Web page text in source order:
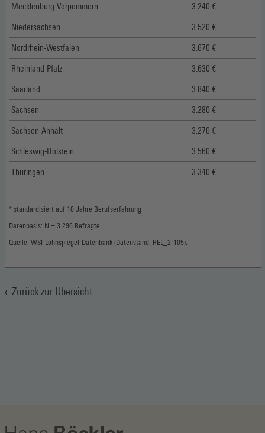
Mecklenburg-Vorpommern 3.240 €
Niedersachsen 3.520 €
Nordrhein-Westfalen 3.670 €
Rheinland-Pfalz 3.630 €
Saarland 3.840 €
Sachsen 3.280 €
Sachsen-Anhalt 3.270 €
Schleswig-Holstein 3.560 €
Thüringen 3.340 €
* standardisiert auf 10 Jahre Berufserfahrung
Datenbasis: N = 3.296 Befragte
Quelle: WSI-Lohnspiegel-Datenbank (Datenstand: REL_2-105).
Zurück zur Übersicht